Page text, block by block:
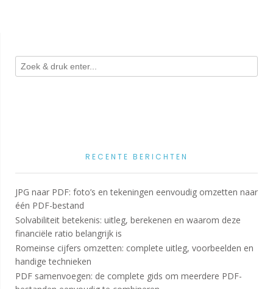
RECENTE BERICHTEN
JPG naar PDF: foto’s en tekeningen eenvoudig omzetten naar
één PDF-bestand
Solvabiliteit betekenis: uitleg, berekenen en waarom deze
financiële ratio belangrijk is
Romeinse cijfers omzetten: complete uitleg, voorbeelden en
handige technieken
PDF samenvoegen: de complete gids om meerdere PDF-